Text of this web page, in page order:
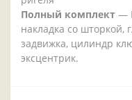
Полный комплект —
накладка со шторкой,
задвижка, цилиндр
эксцентрик.